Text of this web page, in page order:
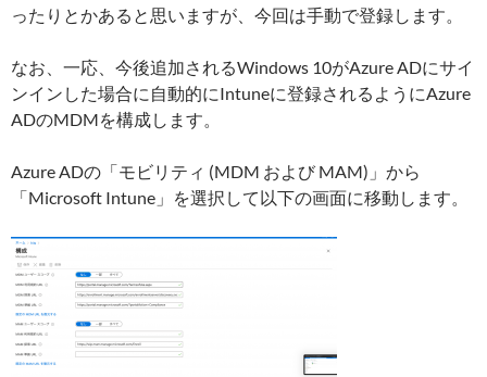
ったりとかあると思いますが、今回は手動で登録します。
なお、一応、今後追加されるWindows 10がAzure ADにサイ
ンインした場合に自動的にIntuneに登録されるようにAzure
ADのMDMを構成します。
Azure ADの「モビリティ (MDM および MAM)」から
「Microsoft Intune」を選択して以下の画面に移動します。